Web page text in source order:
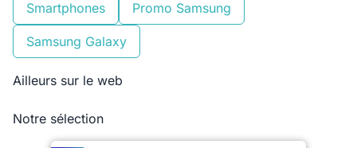
Smartphones Promo Samsung
Samsung Galaxy
Ailleurs sur le web
Notre sélection